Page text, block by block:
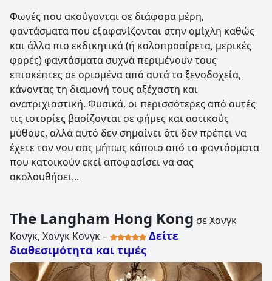
Φωνές που ακούγονται σε διάφορα μέρη,
φαντάσματα που εξαφανίζονται στην ομίχλη καθώς
και άλλα πιο εκδικητικά (ή καλοπροαίρετα, μερικές
φορές) φαντάσματα συχνά περιμένουν τους
επισκέπτες σε ορισμένα από αυτά τα ξενοδοχεία,
κάνοντας τη διαμονή τους αξέχαστη και
ανατριχιαστική. Φυσικά, οι περισσότερες από αυτές
τις ιστορίες βασίζονται σε φήμες και αστικούς
μύθους, αλλά αυτό δεν σημαίνει ότι δεν πρέπει να
έχετε τον νου σας μήπως κάποιο από τα φαντάσματα
που κατοικούν εκεί αποφασίσει να σας
ακολουθήσει...
The Langham Hong Kong σε Χονγκ
Κονγκ, Χονγκ Κονγκ –
Δείτε
διαθεσιμότητα και τιμές